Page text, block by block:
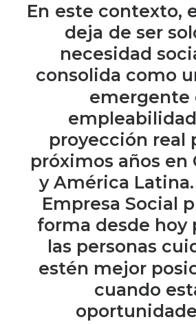
En este contexto,
deja de ser
necesidad
consolida como
emergente
proyección real
próximos años en
y América Latina.
Empresa Social
forma desde hoy
las personas
estén mejor
cuando